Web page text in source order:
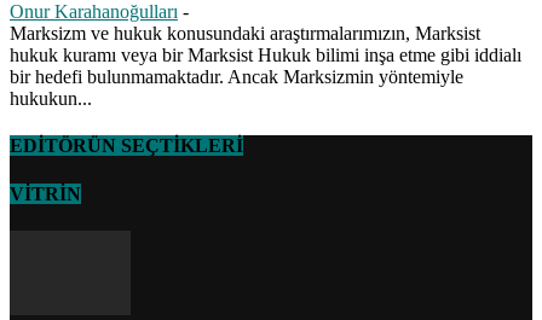
Onur Karahanoğulları -
Marksizm ve hukuk konusundaki araştırmalarımızın, Marksist
hukuk kuramı veya bir Marksist Hukuk bilimi inşa etme gibi iddialı
bir hedefi bulunmamaktadır. Ancak Marksizmin yöntemiyle
hukukun...
EDİTÖRÜN SEÇTİKLERİ
VİTRİN